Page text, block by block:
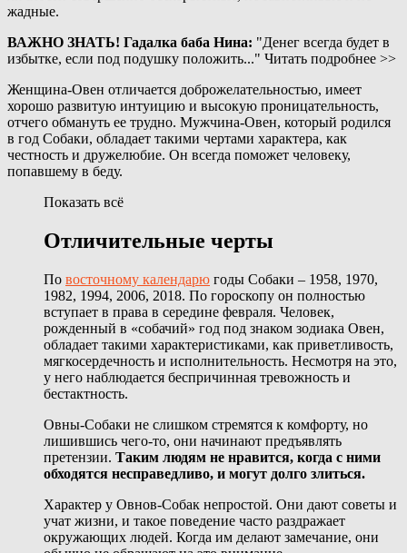
жадные.
ВАЖНО ЗНАТЬ! Гадалка баба Нина: "Денег всегда будет в
избытке, если под подушку положить..." Читать подробнее >>
Женщина-Овен отличается доброжелательностью, имеет
хорошо развитую интуицию и высокую проницательность,
отчего обмануть ее трудно. Мужчина-Овен, который родился
в год Собаки, обладает такими чертами характера, как
честность и дружелюбие. Он всегда поможет человеку,
попавшему в беду.
Показать всё
Отличительные черты
По восточному календарю годы Собаки – 1958, 1970,
1982, 1994, 2006, 2018. По гороскопу он полностью
вступает в права в середине февраля. Человек,
рожденный в «собачий» год под знаком зодиака Овен,
обладает такими характеристиками, как приветливость,
мягкосердечность и исполнительность. Несмотря на это,
у него наблюдается беспричинная тревожность и
бестактность.
Овны-Собаки не слишком стремятся к комфорту, но
лишившись чего-то, они начинают предъявлять
претензии. Таким людям не нравится, когда с ними
обходятся несправедливо, и могут долго злиться.
Характер у Овнов-Собак непростой. Они дают советы и
учат жизни, и такое поведение часто раздражает
окружающих людей. Когда им делают замечание, они